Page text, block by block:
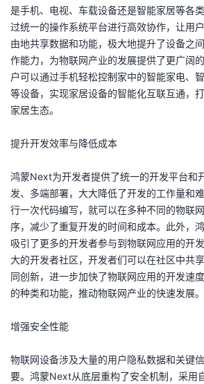
我
的
博
我
的
我
子
直
播
的
活
动
我
的
关
注
我
的
开
发
者
我
的
Programs
我
的
支
是手机、电视、车载设备还是智能家居等各
过统一的操作系统平台进行高效协作，让用
由地共享数据和功能，极大地提升了设备之
作能力，为物联网产业的发展提供了更广阔
户可以通过手机轻松控制家中的智能家电、
等设备，实现家居设备的智能化互联互通，
家居生态。
提升开发效率与降低成本
鸿蒙Next为开发者提供了统一的开发平台和
发、多端部署，大大降低了开发的工作量和
行一次代码编写，就可以在多种不同的物联
序，减少了重复开发的时间和成本。此外，
吸引了更多的开发者参与到物联网应用的开
大的开发者社区，开发者们可以在社区中共
同创新，进一步加快了物联网应用的开发速
的种类和功能，推动物联网产业的快速发展。
增强安全性能
物联网设备涉及大量的用户隐私数据和关键
要。鸿蒙Next从底层重构了安全机制，采用